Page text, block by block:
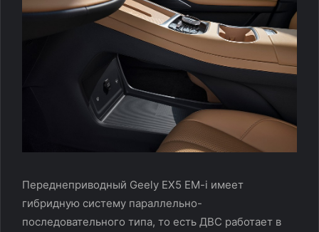
Переднеприводный Geely EX5 EM-i имеет
гибридную систему параллельно-
последовательного типа, то есть ДВС работает в